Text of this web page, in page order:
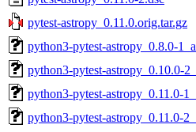
pytest-astropy_0.11.0.orig.tar.gz
python3-pytest-astropy_0.8.0-
python3-pytest-astropy_0.10.0-
python3-pytest-astropy_0.11.0-
python3-pytest-astropy_0.11.0-